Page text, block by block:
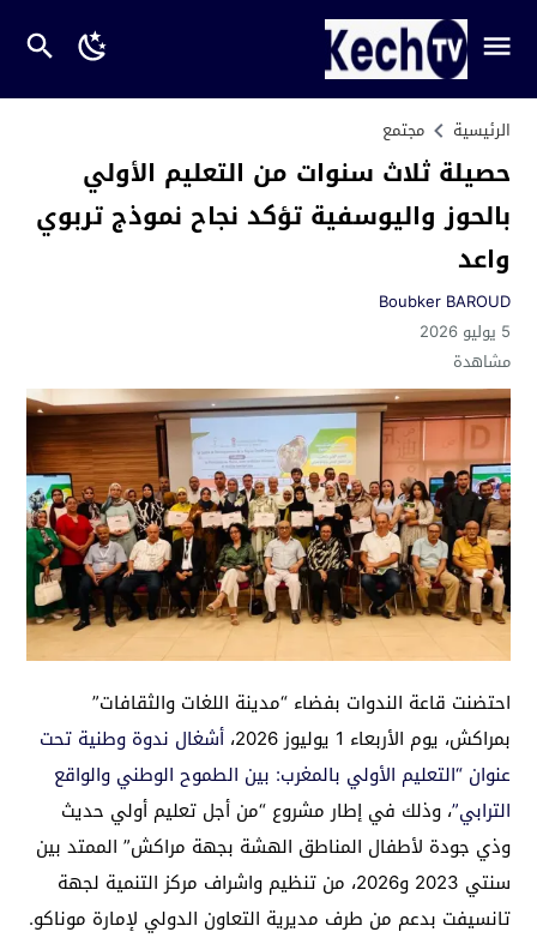
الرئيسية مجتمع
حصيلة ثلاث سنوات من التعليم الأولي
بالحوز واليوسفية تؤكد نجاح نموذج تربوي
واعد
Boubker BAROUD
5 يوليو 2026
مشاهدة
احتضنت قاعة الندوات بفضاء “مدينة اللغات والثقافات”
بمراكش، يوم الأربعاء 1 يوليوز 2026،
أشغال ندوة وطنية تحت
عنوان “التعليم الأولي بالمغرب: بين الطموح الوطني والواقع
الترابي”، وذلك في إطار مشروع “من أجل تعليم أولي حديث
وذي جودة لأطفال المناطق الهشة بجهة مراكش” الممتد بين
سنتي 2023 و2026، من تنظيم واشراف مركز التنمية لجهة
تانسيفت بدعم من طرف مديرية التعاون الدولي لإمارة موناكو.